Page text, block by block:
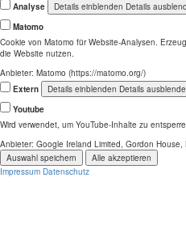
Analyse
Details einblenden Details
Matomo
Cookie von Matomo für Website-Analysen.
die Website nutzen.
Anbieter: Matomo (https://matomo.org/)
Extern
Details einblenden Details
Youtube
Wird verwendet, um YouTube-Inhalte zu
Anbieter: Google Ireland Limited, Gordon
Auswahl speichern
Alle akzeptieren
Impressum Datenschutz